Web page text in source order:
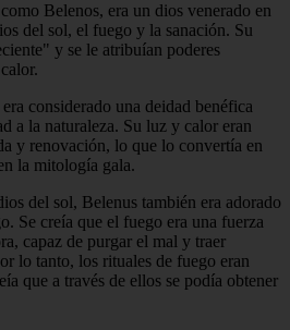
Belenos, era un dios venerado en
del sol, el fuego y la sanación. Su
y se le atribuían poderes
considerado una deidad benéfica
a la naturaleza. Su luz y calor eran
y renovación, lo que lo convertía en
la mitología gala.
del sol, Belenus también era adorado
Se creía que el fuego era una fuerza
capaz de purgar el mal y traer
lo tanto, los rituales de fuego eran
que a través de ellos se podía obtener